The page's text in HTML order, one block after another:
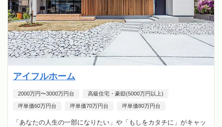
アイフルホーム
2000万円〜3000万円台 高級住宅・豪邸(5000万円以上)
坪単価60万円台 坪単価70万円台 坪単価80万円台
「あなたの人生の一部になりたい」や「もしをカタチに」がキャッ